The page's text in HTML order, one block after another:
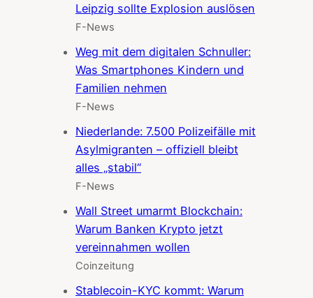
Leipzig sollte Explosion auslösen
F-News
Weg mit dem digitalen Schnuller:
Was Smartphones Kindern und
Familien nehmen
F-News
Niederlande: 7.500 Polizeifälle mit
Asylmigranten – offiziell bleibt
alles „stabil“
F-News
Wall Street umarmt Blockchain:
Warum Banken Krypto jetzt
vereinnahmen wollen
Coinzeitung
Stablecoin-KYC kommt: Warum